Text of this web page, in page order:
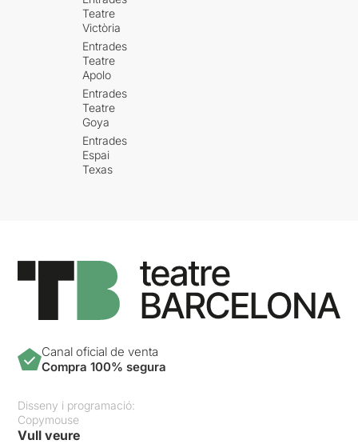
Teatre
Victòria
Entrades
Teatre
Apolo
Entrades
Teatre
Goya
Entrades
Espai
Texas
Canal oficial de venta
Compra 100% segura
Disseny i programació:
Copymouse
Vull veure